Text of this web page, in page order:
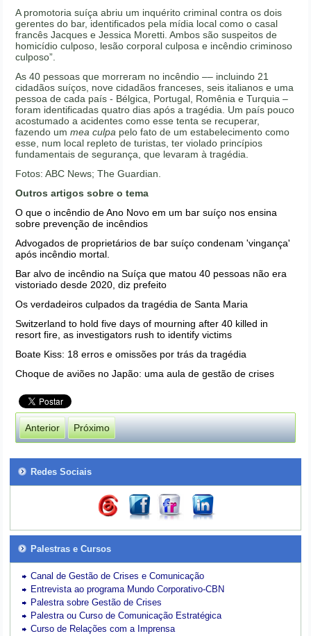
A promotoria suíça abriu um inquérito criminal contra os dois
gerentes do bar, identificados pela mídia local como o casal
francês Jacques e Jessica Moretti. Ambos são suspeitos de
homicídio culposo, lesão corporal culposa e incêndio criminoso
culposo”.
As 40 pessoas que morreram no incêndio –– incluindo 21
cidadãos suíços, nove cidadãos franceses, seis italianos e uma
pessoa de cada país - Bélgica, Portugal, Romênia e Turquia –
foram identificadas quatro dias após a tragédia. Um país pouco
acostumado a acidentes como esse tenta se recuperar,
fazendo ummea culpa pelo fato de um estabelecimento como
esse, num local repleto de turistas, ter violado princípios
fundamentais de segurança, que levaram à tragédia.
Fotos: ABC News; The Guardian.
Outros artigos sobre o tema
O que o incêndio de Ano Novo em um bar suíço nos ensina
sobre prevenção de incêndios
Advogados de proprietários de bar suíço condenam 'vingança'
após incêndio mortal.
Bar alvo de incêndio na Suíça que matou 40 pessoas não era
vistoriado desde 2020, diz prefeito
Os verdadeiros culpados da tragédia de Santa Maria
Switzerland to hold five days of mourning after 40 killed in
resort fire, as investigators rush to identify victims
Boate Kiss: 18 erros e omissões por trás da tragédia
Choque de aviões no Japão: uma aula de gestão de crises
Anterior Próximo
Redes Sociais
Palestras e Cursos
Canal de Gestão de Crises e Comunicação
Entrevista ao programa Mundo Corporativo-CBN
Palestra sobre Gestão de Crises
Palestra ou Curso de Comunicação Estratégica
Curso de Relações com a Imprensa